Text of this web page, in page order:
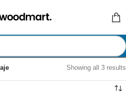
Showing all 3 results